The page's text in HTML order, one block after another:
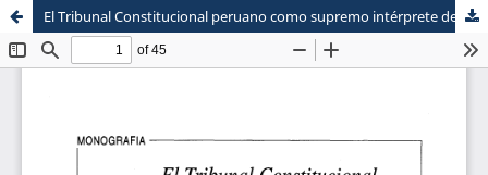
Sistema de
Bibliotecas
Escuela de Postgrado
Maestria en Derecho Constitucional
El Tribunal Constitucional peruano como supremo intérprete de la Constitución